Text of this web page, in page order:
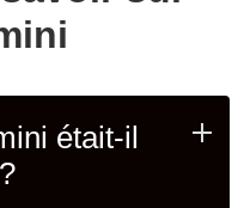
était-il